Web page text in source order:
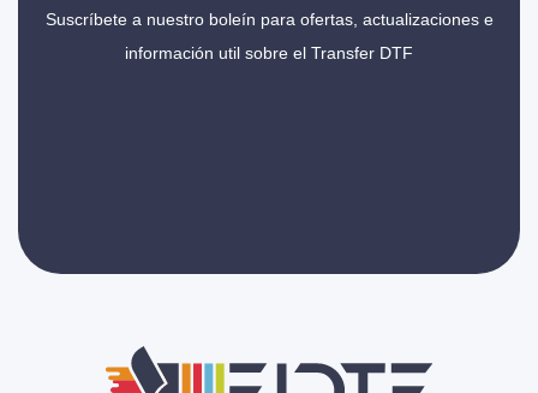
Suscríbete a nuestro boleín para ofertas, actualizaciones e
información util sobre el Transfer DTF